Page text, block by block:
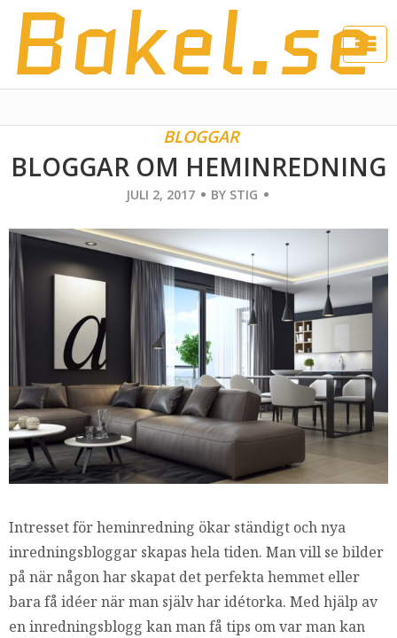
Bakel.se
BLOGGAR
BLOGGAR OM HEMINREDNING
JULI 2, 2017 BY STIG
Intresset för heminredning ökar ständigt och nya
inredningsbloggar skapas hela tiden. Man vill se bilder
på när någon har skapat det perfekta hemmet eller
bara få idéer när man själv har idétorka. Med hjälp av
en inredningsblogg kan man få tips om var man kan